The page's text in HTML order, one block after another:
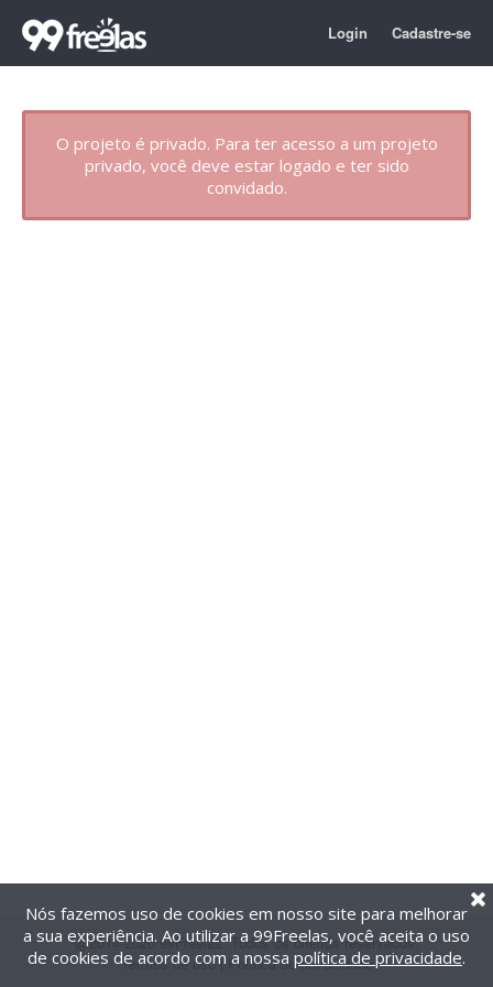
Login Cadastre-se
O projeto é privado. Para ter acesso a um projeto
privado, você deve estar logado e ter sido
convidado.
@2014-2026 99Freelas. Todos os direitos reservados.
Termos de uso| Política de privacidade
Nós fazemos uso de cookies em nosso site para melhorar
a sua experiência. Ao utilizar a 99Freelas, você aceita o uso
de cookies de acordo com a nossa política de privacidade.